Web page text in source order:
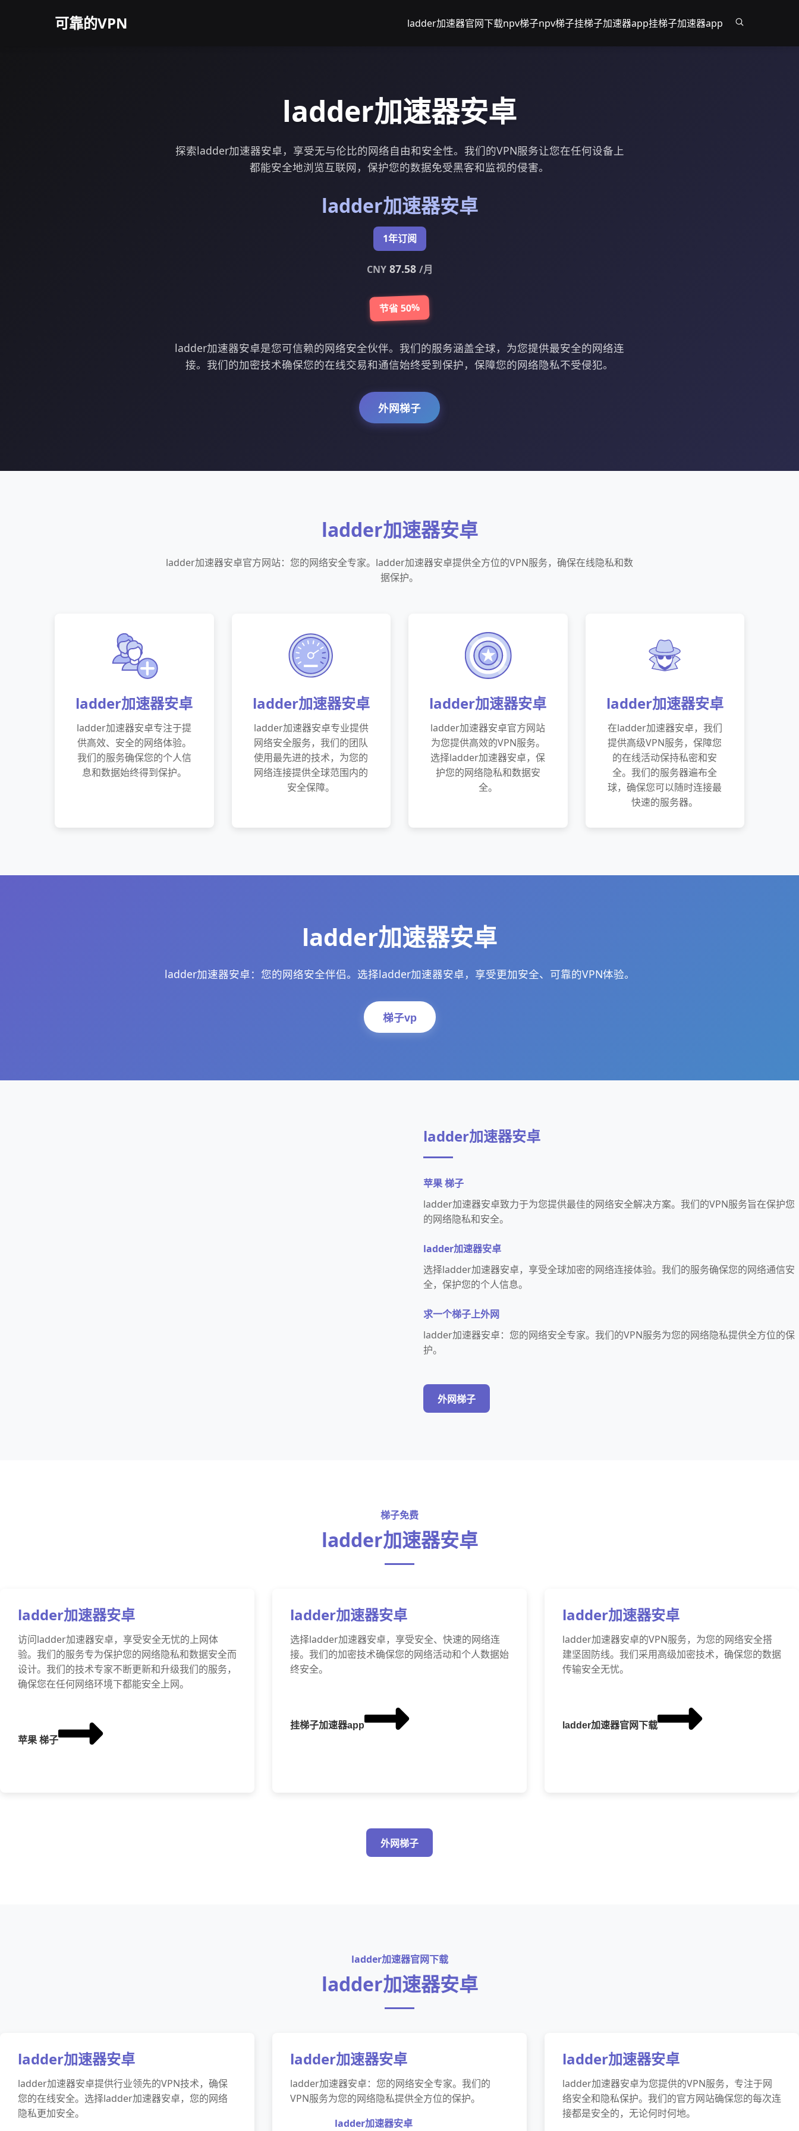
可靠的VPN ladder加速器官网下载npv梯子npv梯子挂梯子加速器app挂梯子加速器app
ladder加速器安卓
探索ladder加速器安卓，享受无与伦比的网络自由和安全性。我们的VPN服务让您在任何设备上
都能安全地浏览互联网，保护您的数据免受黑客和监视的侵害。
ladder加速器安卓
1年订阅
CNY87.58 /月
节省 50%
ladder加速器安卓是您可信赖的网络安全伙伴。我们的服务涵盖全球，为您提供最安全的网络连
接。我们的加密技术确保您的在线交易和通信始终受到保护，保障您的网络隐私不受侵犯。
外网梯子
ladder加速器安卓
ladder加速器安卓官方网站：您的网络安全专家。ladder加速器安卓提供全方位的VPN服务，确保在线隐私和数
据保护。
ladder加速器安卓
ladder加速器安卓专注于提
供高效、安全的网络体验。
我们的服务确保您的个人信
息和数据始终得到保护。
ladder加速器安卓
ladder加速器安卓专业提供
网络安全服务，我们的团队
使用最先进的技术，为您的
网络连接提供全球范围内的
安全保障。
ladder加速器安卓
ladder加速器安卓官方网站
为您提供高效的VPN服务。
选择ladder加速器安卓，保
护您的网络隐私和数据安
全。
ladder加速器安卓
在ladder加速器安卓，我们
提供高级VPN服务，保障您
的在线活动保持私密和安
全。我们的服务器遍布全
球，确保您可以随时连接最
快速的服务器。
ladder加速器安卓
ladder加速器安卓：您的网络安全伴侣。选择ladder加速器安卓，享受更加安全、可靠的VPN体验。
梯子vp
ladder加速器安卓
苹果 梯子
ladder加速器安卓致力于为您提供最佳的网络安全解决方案。我们的VPN服务旨在保护您
的网络隐私和安全。
ladder加速器安卓
选择ladder加速器安卓，享受全球加密的网络连接体验。我们的服务确保您的网络通信安
全，保护您的个人信息。
求一个梯子上外网
ladder加速器安卓：您的网络安全专家。我们的VPN服务为您的网络隐私提供全方位的保
护。
外网梯子
梯子免费
ladder加速器安卓
ladder加速器安卓
访问ladder加速器安卓，享受安全无忧的上网体
验。我们的服务专为保护您的网络隐私和数据安全而
设计。我们的技术专家不断更新和升级我们的服务，
确保您在任何网络环境下都能安全上网。
苹果 梯子
ladder加速器安卓
选择ladder加速器安卓，享受安全、快速的网络连
接。我们的加密技术确保您的网络活动和个人数据始
终安全。
挂梯子加速器app
ladder加速器安卓
ladder加速器安卓的VPN服务，为您的网络安全搭
建坚固防线。我们采用高级加密技术，确保您的数据
传输安全无忧。
ladder加速器官网下载
外网梯子
ladder加速器官网下载
ladder加速器安卓
ladder加速器安卓
ladder加速器安卓提供行业领先的VPN技术，确保
您的在线安全。选择ladder加速器安卓，您的网络
隐私更加安全。
ladder加速器安卓
ladder加速器安卓：您的网络安全专家。我们的
VPN服务为您的网络隐私提供全方位的保护。
ladder加速器安卓
ladder加速器安卓
ladder加速器安卓为您提供的VPN服务，专注于网
络安全和隐私保护。我们的官方网站确保您的每次连
接都是安全的，无论何时何地。